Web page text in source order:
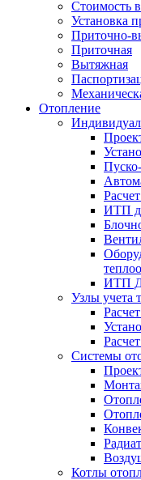
Стоимость
Установка
Приточно-
Приточная
Вытяжная
Отопление
ИТП
ИТП
Узлы учета
Системы
Котлы